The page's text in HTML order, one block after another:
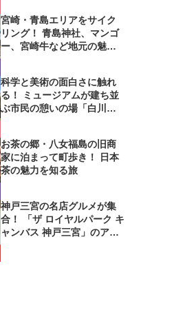
宮崎・青島エリアをサイク
リング！ 青島神社、マンゴ
ー、宮崎牛など地元の魅力
科学と美術の面白さに触れ
る！ ミュージアムが建ち並
ぶ市民の憩いの場「白川公
お茶の郷・八女福島の旧商
家に泊まって町歩き！ 日本
茶の魅力を知る旅
神戸三宮の名店グルメが集
合！ 「ザ ロイヤルパーク キ
ャンバス 神戸三宮」のアフ